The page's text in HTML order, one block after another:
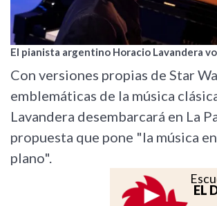
El pianista argentino Horacio Lavandera
Con versiones propias de Star
emblemáticas de la música
Lavandera desembarcará en La
propuesta que pone "la música
plano".
EL